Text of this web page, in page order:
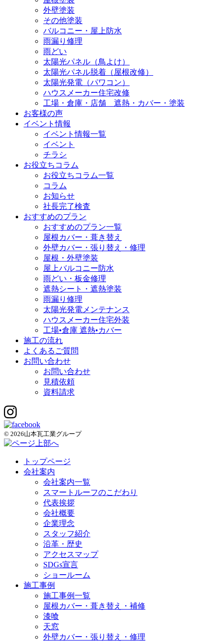
外壁塗装
その他塗装
バルコニー・屋上防水
雨漏り修理
雨どい
太陽光パネル（鳥よけ）
太陽光パネル脱着（屋根改修）
太陽光発電（パワコン）
ハウスメーカー住宅改修
工場・倉庫・店舗 遮熱・カバー・塗装
お客様の声
イベント情報
イベント情報一覧
イベント
チラシ
お役立ちコラム
お役立ちコラム一覧
コラム
お知らせ
社長完了検査
おすすめのプラン
おすすめのプラン一覧
屋根カバー・葺き替え
外壁カバー・張り替え・修理
屋根・外壁塗装
屋上バルコニー防水
雨どい・板金修理
遮熱シート・遮熱塗装
雨漏り修理
太陽光発電メンテナンス
ハウスメーカー住宅外装
工場•倉庫 遮熱•カバー
施工の流れ
よくあるご質問
お問い合わせ
お問い合わせ
見積依頼
資料請求
© 2026山本瓦工業グループ
トップページ
会社案内
会社案内一覧
スマートルーフのこだわり
代表挨拶
会社概要
企業理念
スタッフ紹介
沿革・歴史
アクセスマップ
SDGs宣言
ショールーム
施工事例
施工事例一覧
屋根カバー・葺き替え・補修
漆喰
天窓
外壁カバー・張り替え・修理